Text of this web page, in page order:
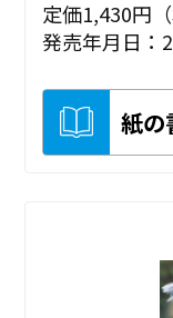
定価1,430円
発売年月日：
紙の